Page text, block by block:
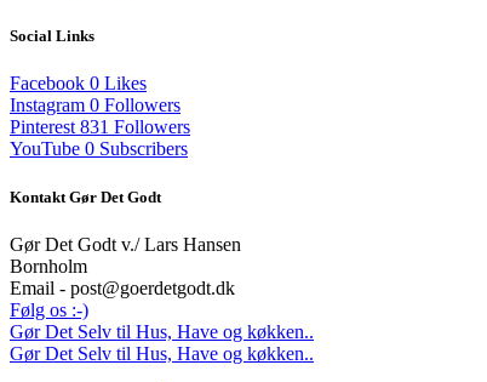
Social Links
Facebook 0 Likes
Instagram 0 Followers
Pinterest 831 Followers
YouTube 0 Subscribers
Kontakt Gør Det Godt
Gør Det Godt v./ Lars Hansen
Bornholm
Email - post@goerdetgodt.dk
Følg os :-)
Gør Det Selv til Hus, Have og køkken..
Gør Det Selv til Hus, Have og køkken..